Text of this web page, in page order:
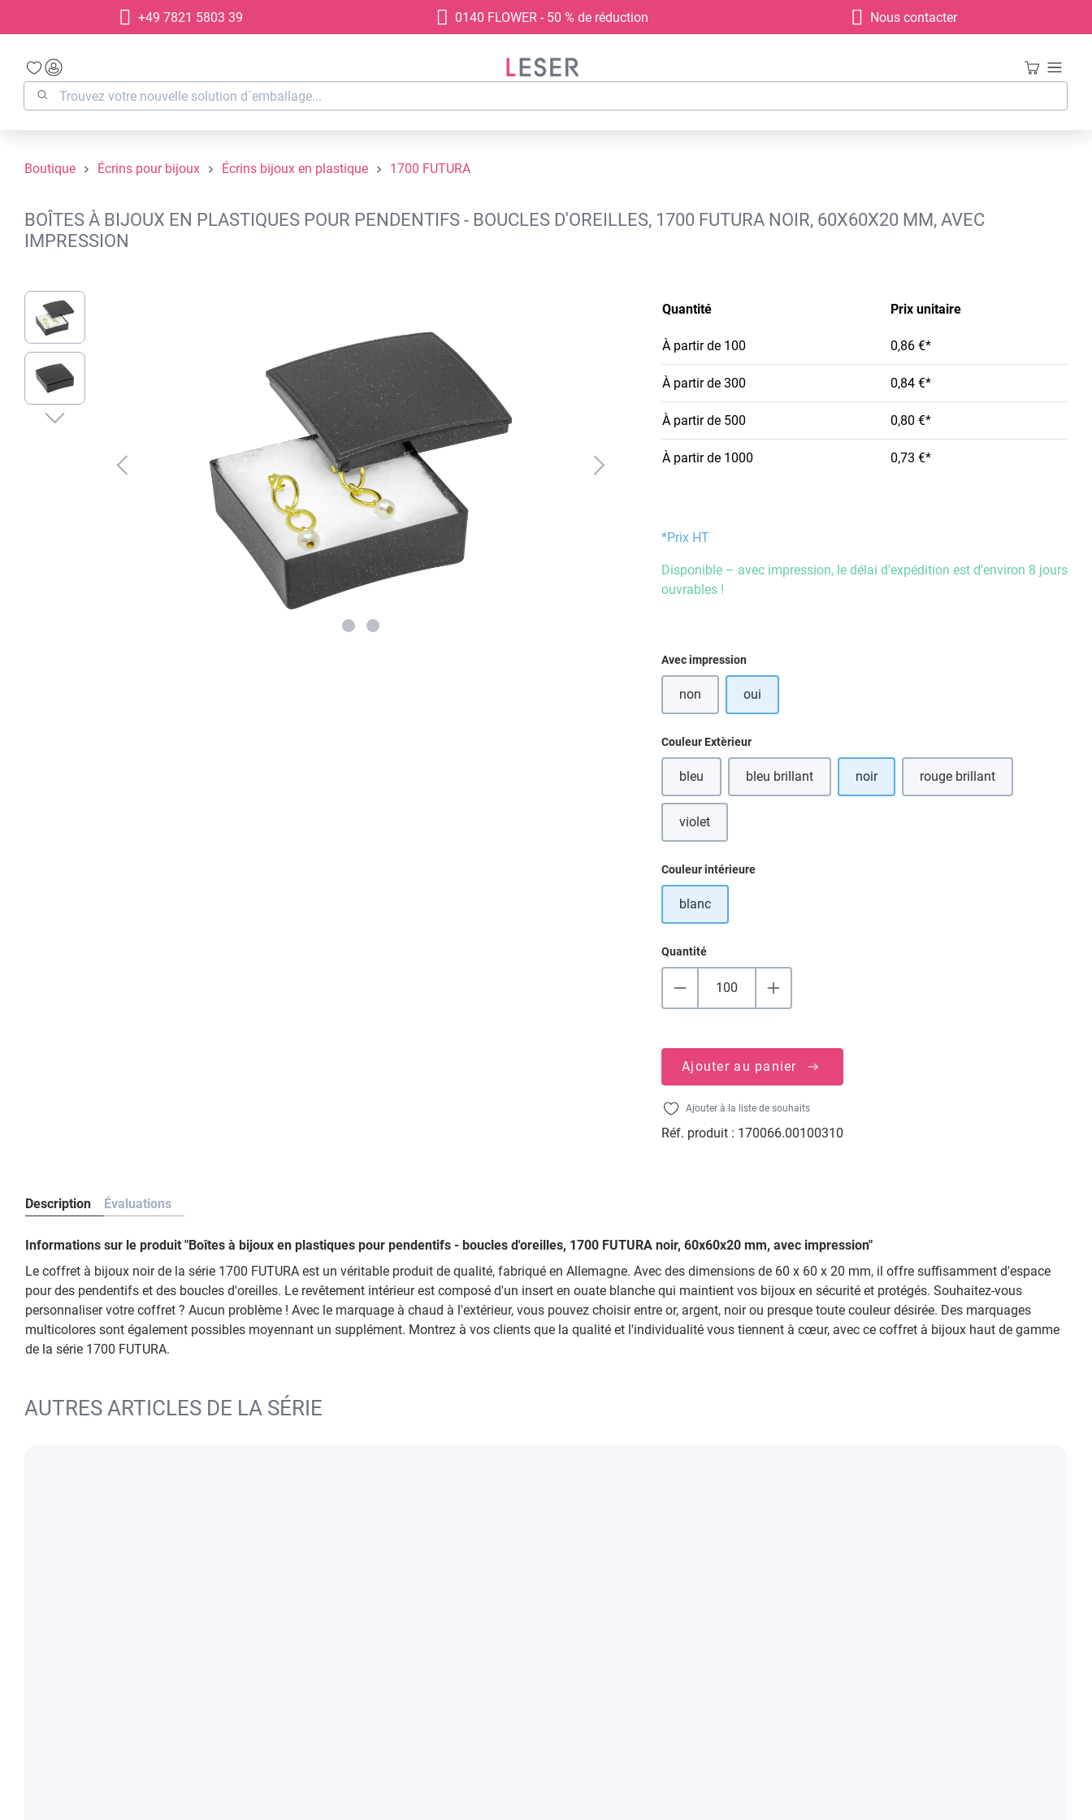
Passer à la navigation principale
+49 7821 5803 39 0140 FLOWER - 50 % de réduction Nous contacter
Boutique Écrins pour bijoux Écrins bijoux en plastique 1700 FUTURA
BOÎTES À BIJOUX EN PLASTIQUES POUR PENDENTIFS - BOUCLES D'OREILLES, 1700 FUTURA NOIR, 60X60X20 MM, AVEC
IMPRESSION
Ignorer la galerie d'images
Quantité Prix unitaire
À partir de 100 0,86 €*
À partir de 300 0,84 €*
À partir de 500 0,80 €*
À partir de 1000 0,73 €*
*Prix HT
Disponible – avec impression, le délai d'expédition est d'environ 8 jours
ouvrables !
Sélectionnez
Avec impression
non oui
Sélectionnez
Couleur Extèrieur
bleu bleu brillant noir rouge brillant
violet
Sélectionnez
Couleur intérieure
blanc
Quantité
Ajouter au panier
Ajouter à la liste de souhaits
Réf. produit : 170066.00100310
Description Évaluations
Informations sur le produit "Boîtes à bijoux en plastiques pour pendentifs - boucles d'oreilles, 1700 FUTURA noir, 60x60x20 mm, avec impression"
Le coffret à bijoux noir de la série 1700 FUTURA est un véritable produit de qualité, fabriqué en Allemagne. Avec des dimensions de 60 x 60 x 20 mm, il offre suffisamment d'espace
pour des pendentifs et des boucles d'oreilles. Le revêtement intérieur est composé d'un insert en ouate blanche qui maintient vos bijoux en sécurité et protégés. Souhaitez-vous
personnaliser votre coffret ? Aucun problème ! Avec le marquage à chaud à l'extérieur, vous pouvez choisir entre or, argent, noir ou presque toute couleur désirée. Des marquages
multicolores sont également possibles moyennant un supplément. Montrez à vos clients que la qualité et l'individualité vous tiennent à cœur, avec ce coffret à bijoux haut de gamme
de la série 1700 FUTURA.
AUTRES ARTICLES DE LA SÉRIE